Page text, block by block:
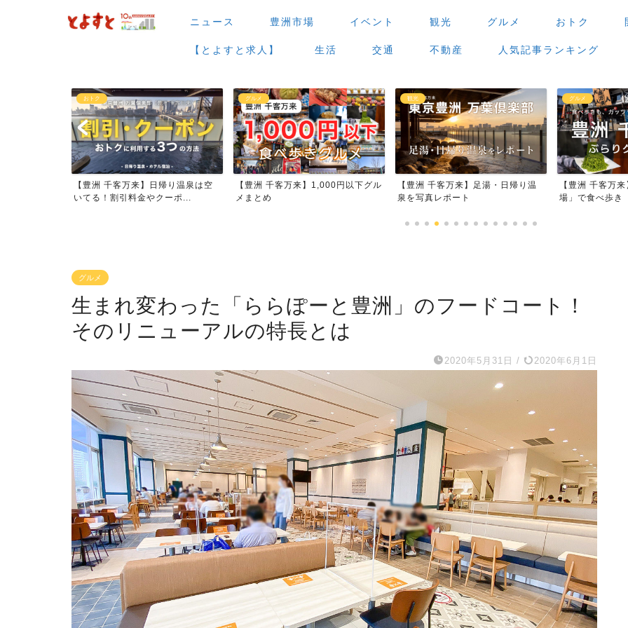
ニュース 豊洲市場 イベント 観光 グルメ おトク
【とよすと求人】 生活 交通 不動産 人気記事ランキング
グルメ
【豊洲 千客万来】1,000円以下グル
メまとめ
観光
【豊洲 千客万来】足湯・日帰り温
泉を写真レポート
グルメ
【豊洲 千客万来】「豊洲場外市
場」で食べ歩き
カフェ
ワンちゃんOK
ストラン23店
グルメ
生まれ変わった「ららぽーと豊洲」のフードコート！
そのリニューアルの特長とは
2020年5月31日 / 2020年6月1日